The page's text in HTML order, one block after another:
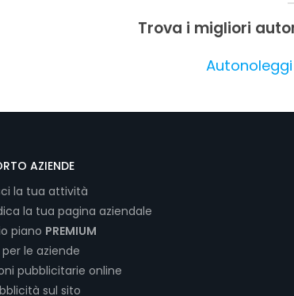
Trova i migliori
AZIENDE
la tua attività
la tua pagina aziendale
piano PREMIUM
le aziende
pubblicitarie online
sul sito